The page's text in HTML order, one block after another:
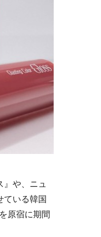
』や、ニュ
ている韓国
原宿に期間